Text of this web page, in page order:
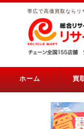
帯広で高価買取ならリ
ホーム 買